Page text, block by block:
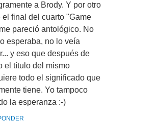
a Brody. Y por otro
el final del cuarto "Game
pareció antológico. No
esperaba, no lo veía
y eso que después de
el título del mismo
todo el significado que
tiene. Yo tampoco
la esperanza :-)